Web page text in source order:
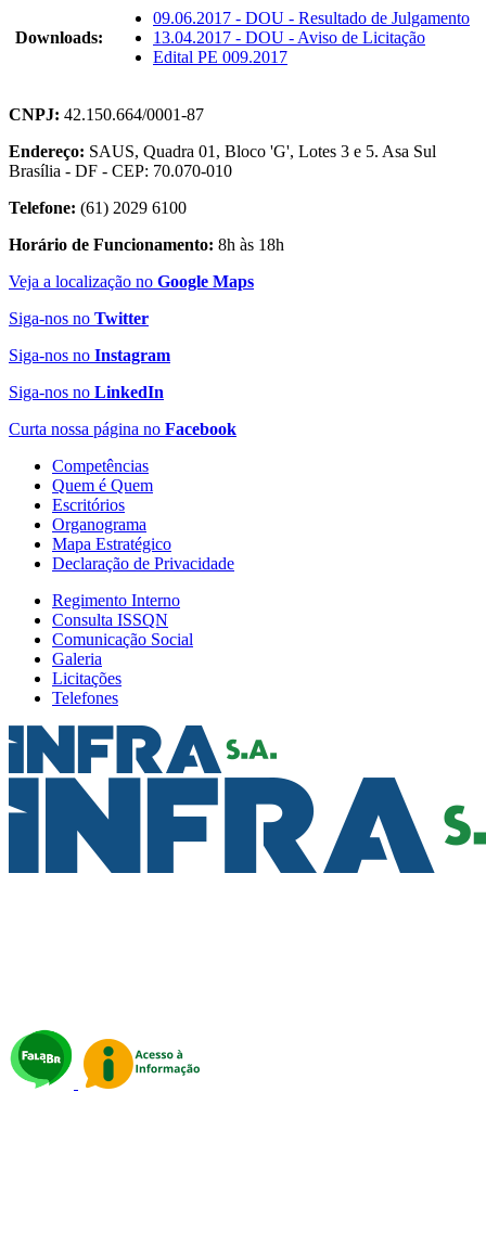
Downloads:
09.06.2017 - DOU - Resultado de Julgamento
13.04.2017 - DOU - Aviso de Licitação
Edital PE 009.2017
CNPJ: 42.150.664/0001-87
Endereço: SAUS, Quadra 01, Bloco 'G', Lotes 3 e 5. Asa Sul
Brasília - DF - CEP: 70.070-010
Telefone: (61) 2029 6100
Horário de Funcionamento: 8h às 18h
Veja a localização no Google Maps
Siga-nos no Twitter
Siga-nos no Instagram
Siga-nos no LinkedIn
Curta nossa página no Facebook
Competências
Quem é Quem
Escritórios
Organograma
Mapa Estratégico
Declaração de Privacidade
Regimento Interno
Consulta ISSQN
Comunicação Social
Galeria
Licitações
Telefones